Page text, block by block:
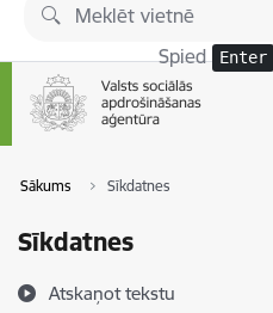
Pāriet uz lapas saturu
Spied Enter
Sākums Sīkdatnes
Sīkdatnes
Atskaņot tekstu